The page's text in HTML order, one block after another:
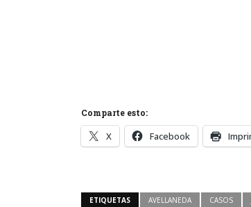
Comparte esto:
X Facebook
ETIQUETAS AVELLANEDA CASOS